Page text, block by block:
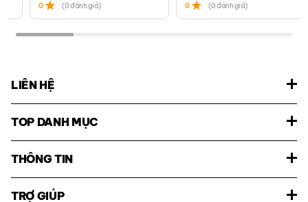
(0 đánh giá) (0 đánh giá)
LIÊN HỆ
TOP DANH MỤC
THÔNG TIN
TRỢ GIÚP